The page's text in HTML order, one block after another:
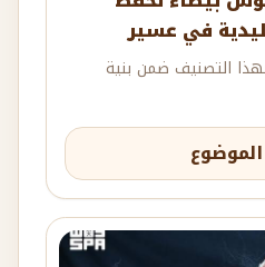
في عسير
التصنيف ضمن بنية